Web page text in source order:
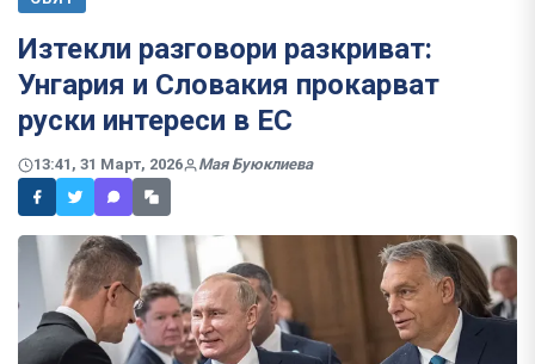
Изтекли разговори разкриват:
Унгария и Словакия прокарват
руски интереси в ЕС
13:41, 31 Март, 2026 Мая Буюклиева